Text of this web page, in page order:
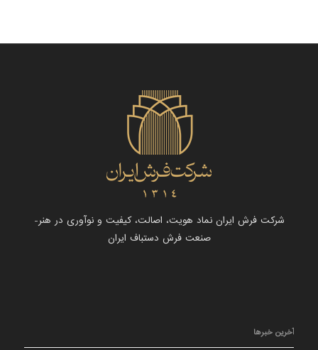
شرکت فرش ایران نماد هویت، اصالت، کیفیت و نوآوری در هنر-
صنعت فرش دستباف ایران
آخرین خبرها